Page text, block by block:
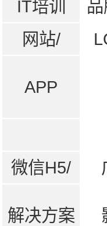
IT培训
网站/
APP
微信H5/
解决方案